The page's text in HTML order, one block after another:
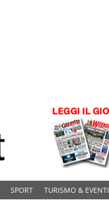
SPORT TURISMO & EVENTI